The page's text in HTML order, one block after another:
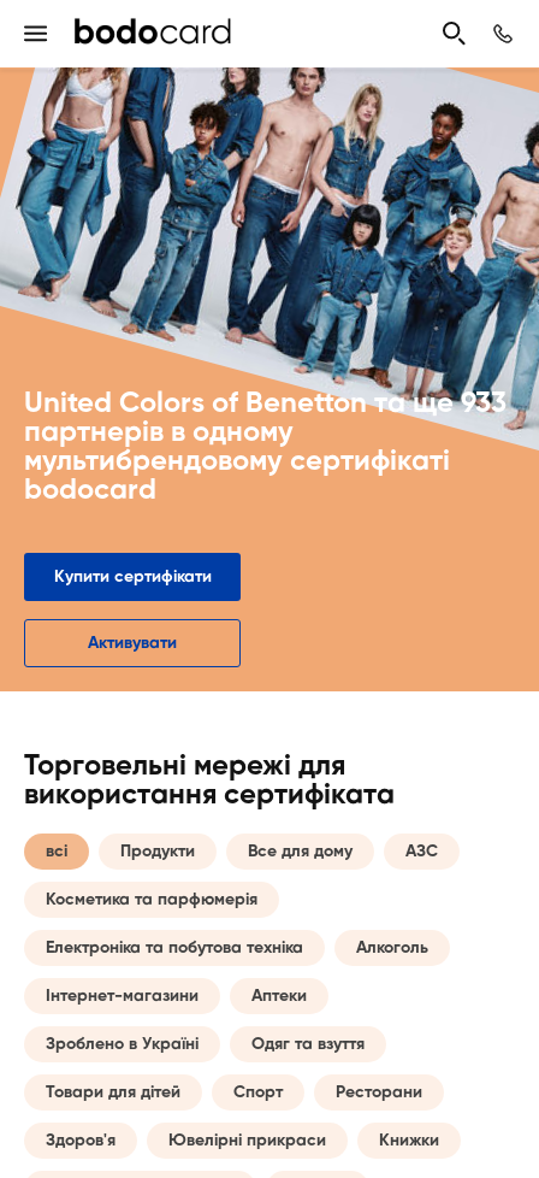
United Colors of Benetton та ще 933
партнерів в одному
мультибрендовому сертифікаті
bodocard
Купити сертифікати
Активувати
Торговельні мережі для
використання сертифіката
всі Продукти Все для дому АЗС
Косметика та парфюмерія
Електроніка та побутова техніка Алкоголь
Інтернет-магазини Аптеки
Зроблено в Україні Одяг та взуття
Товари для дітей Спорт Ресторани
Здоров'я Ювелірні прикраси Книжки